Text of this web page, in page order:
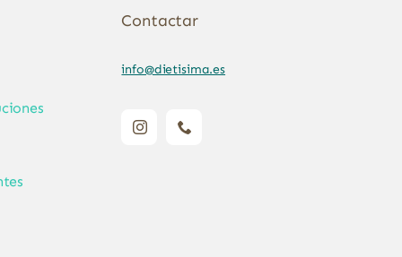
Contactar
info@dietisima.es